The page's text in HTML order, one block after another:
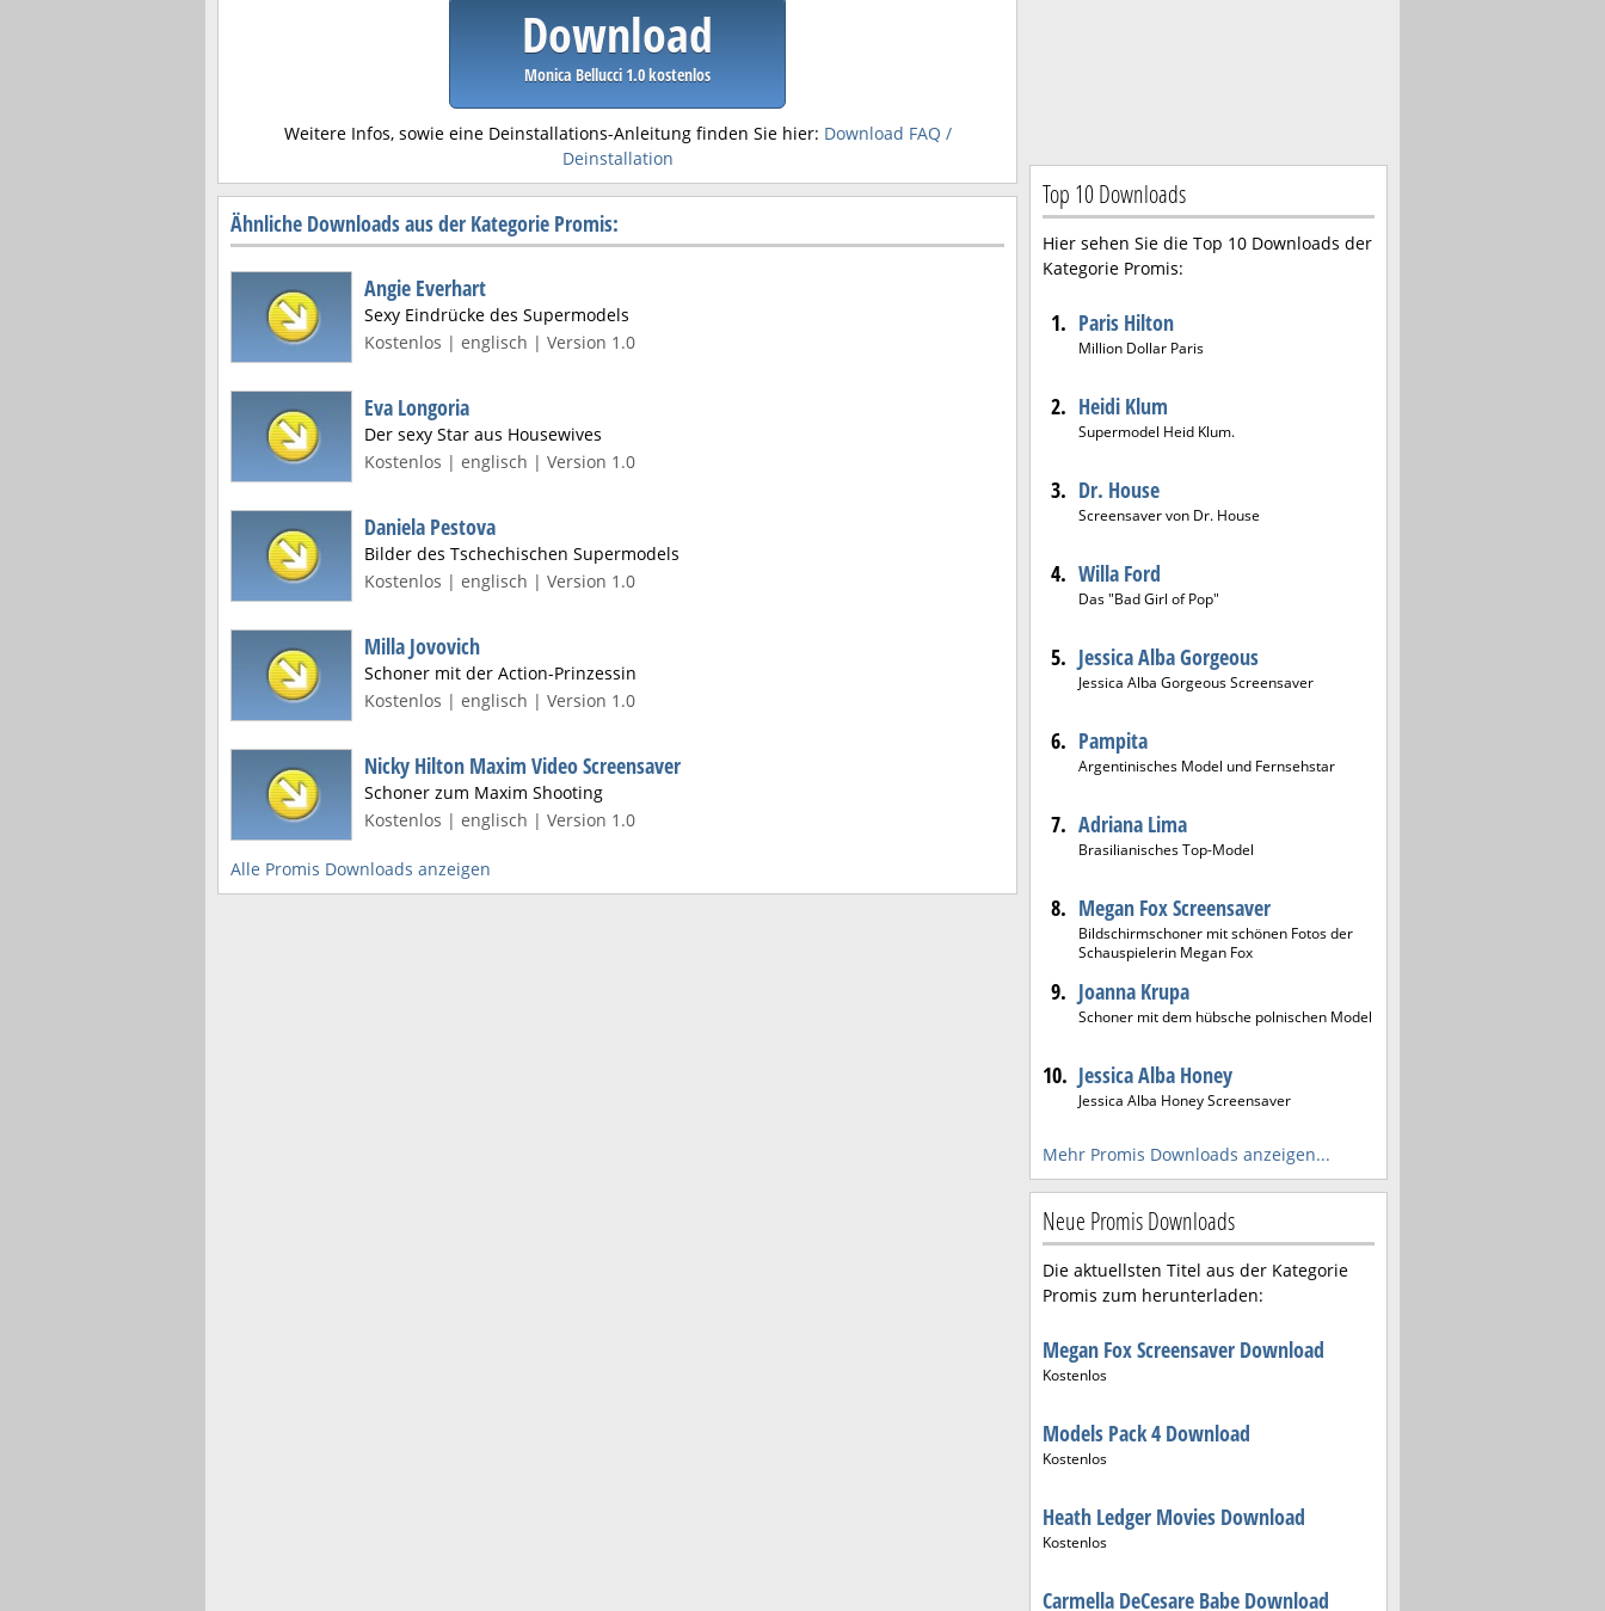
Download
Monica Bellucci 1.0 kostenlos
Weitere Infos, sowie eine Deinstallations-Anleitung finden Sie hier: Download FAQ /
Deinstallation
Ähnliche Downloads aus der Kategorie Promis:
Angie Everhart
Sexy Eindrücke des Supermodels
Kostenlos | englisch | Version 1.0
Eva Longoria
Der sexy Star aus Housewives
Kostenlos | englisch | Version 1.0
Daniela Pestova
Bilder des Tschechischen Supermodels
Kostenlos | englisch | Version 1.0
Milla Jovovich
Schoner mit der Action-Prinzessin
Kostenlos | englisch | Version 1.0
Nicky Hilton Maxim Video Screensaver
Schoner zum Maxim Shooting
Kostenlos | englisch | Version 1.0
Alle Promis Downloads anzeigen
Top 10 Downloads
Hier sehen Sie die Top 10 Downloads der
Kategorie Promis:
1. Paris Hilton
Million Dollar Paris
2. Heidi Klum
Supermodel Heid Klum.
3. Dr. House
Screensaver von Dr. House
4. Willa Ford
Das "Bad Girl of Pop"
5. Jessica Alba Gorgeous
Jessica Alba Gorgeous Screensaver
6. Pampita
Argentinisches Model und Fernsehstar
7. Adriana Lima
Brasilianisches Top-Model
8. Megan Fox Screensaver
Bildschirmschoner mit schönen Fotos der
Schauspielerin Megan Fox
9. Joanna Krupa
Schoner mit dem hübsche polnischen Model
10. Jessica Alba Honey
Jessica Alba Honey Screensaver
Mehr Promis Downloads anzeigen...
Neue Promis Downloads
Die aktuellsten Titel aus der Kategorie
Promis zum herunterladen:
Megan Fox Screensaver Download
Kostenlos
Models Pack 4 Download
Kostenlos
Heath Ledger Movies Download
Kostenlos
Carmella DeCesare Babe Download